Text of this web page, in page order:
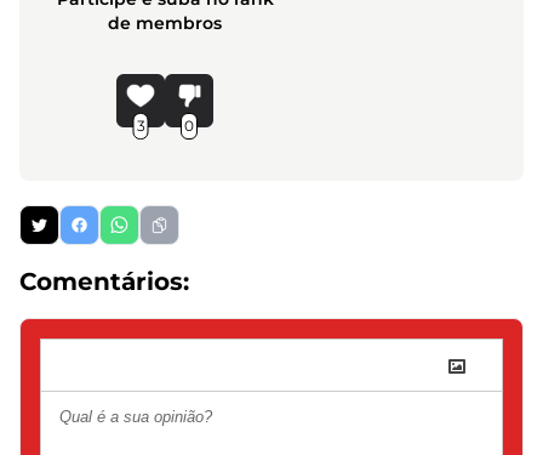
de membros
3 0
Comentários: